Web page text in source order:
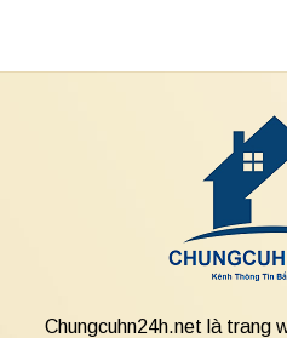
Chungcuhn24h.net là trang